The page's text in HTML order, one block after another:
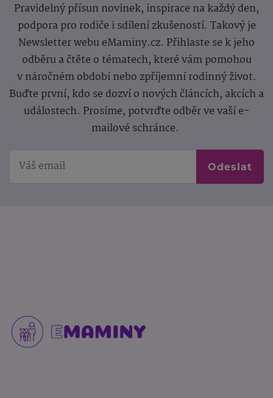
Pravidelný přísun novinek, inspirace na každý den,
podpora pro rodiče i sdílení zkušeností. Takový je
Newsletter webu eMaminy.cz. Přihlaste se k jeho
odběru a čtěte o tématech, které vám pomohou
v náročném období nebo zpříjemní rodinný život.
Buďte první, kdo se dozví o nových článcích, akcích a
událostech. Prosíme, potvrďte odběr ve vaší e-
mailové schránce.
Odeslat